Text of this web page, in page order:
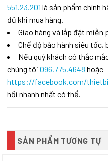
551.23.201 là sản phẩm chính
đủ khi mua hàng.
Giao hàng và lắp đặt miễn
Chế độ bảo hành siêu tốc,
Nếu quý khách có thắc
chúng tôi 096.775.4648 hoặc
https://facebook.com/
hồi nhanh nhất có thể.
SẢN PHẨM TƯƠNG TỰ